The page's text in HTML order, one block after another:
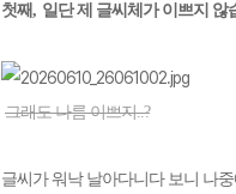
첫째, 일단 제 글씨체가 이쁘지 않
그래도 나름 이쁘지..?
글씨가 워낙 날아다니다 보니 나